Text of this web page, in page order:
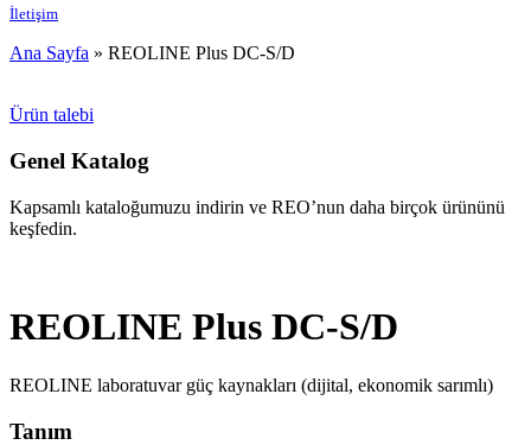
İletişim
Ana Sayfa » REOLINE Plus DC-S/D
Ürün talebi
Genel Katalog
Kapsamlı kataloğumuzu indirin ve REO’nun daha birçok ürününü
keşfedin.
REOLINE Plus DC-S/D
REOLINE laboratuvar güç kaynakları (dijital, ekonomik sarımlı)
Tanım